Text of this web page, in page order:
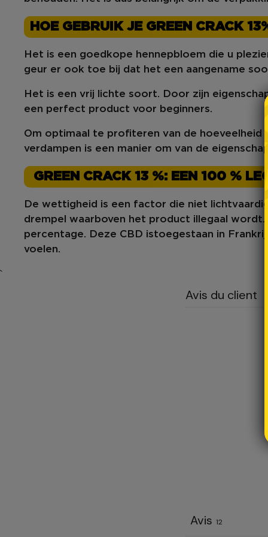
HOE GEBRUIK JE GREEN CRACK
Het is een goedkope hennepbloem die u
geur er ook toe bij dat het een aangename
Het is een vrij lichte soort. Door zijn
een perfect product voor beginners.
Om optimaal te profiteren van de hoeveelheid
verdampen is een manier om van de
GREEN CRACK 13 %: EEN 100 %
De wettigheid is een factor die niet
drempel waarboven het product illegaal
percentage. Deze CBD istoegestaan in
voelen.
`
Avis du client
Avis 12